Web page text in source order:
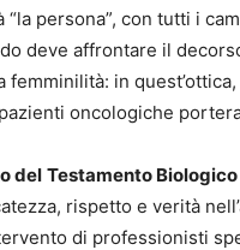
persona”, con tutti i
deve affrontare il
in
oncologiche
del Testamento
rispetto e verità
di professionisti